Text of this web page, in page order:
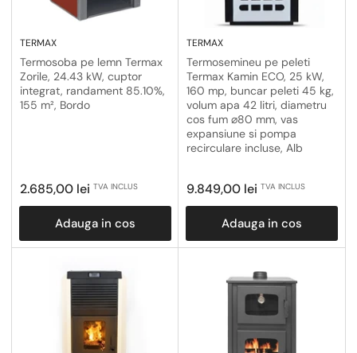
TERMAX
Termosoba pe lemn Termax
Zorile, 24.43 kW, cuptor
integrat, randament 85.10%,
155 m², Bordo
Pret
obisnuit
2.685,00 lei TVA INCLUS
Adauga in cos
TERMAX
Termosemineu pe peleti
Termax Kamin ECO, 25 kW,
160 mp, buncar peleti 45 kg,
volum apa 42 litri, diametru
cos fum ⌀80 mm, vas
expansiune si pompa
recirculare incluse, Alb
Pret
obisnuit
9.849,00 lei TVA INCLUS
Adauga in cos